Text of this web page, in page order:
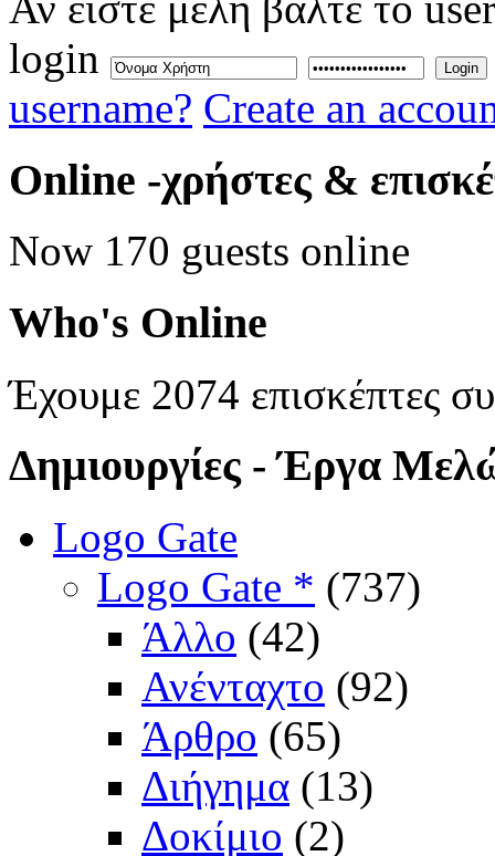
login
Login
username? Create an
Online -χρήστες &
Now 170 guests online
Who's Online
Έχουμε 2074 επισκέπτες
Δημιουργίες - Έργα
Logo Gate
Logo Gate * (737)
Άλλο (42)
Ανένταχτο (92)
Άρθρο (65)
Διήγημα (13)
Δοκίμιο (2)